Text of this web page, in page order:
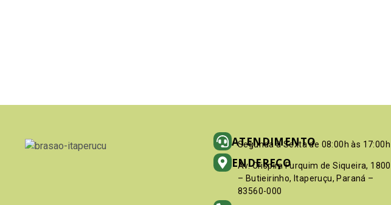
ATENDIMENTO
Segunda à Sexta de 08:00h às 17:00h
ENDEREÇO
Av. Crispim Furquim de Siqueira, 1800
– Butieirinho, Itaperuçu, Paraná –
83560-000